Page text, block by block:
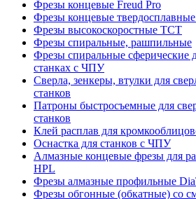
Фрезы концевые Freud Pro
Фрезы концевые
Фрезы высокоскоростные ТСТ
Фрезы спиральные, рашпильные
Фрезы спиральные сферические
станках с ЧПУ
Сверла, зенкеры, втулки для
станков
Патроны быстросъемные для
станков
Клей расплав для
Оснастка для станков с ЧПУ
Алмазные концевые фрезы для
HPL
Фрезы алмазные профильные
Фрезы обгонные (обкатные) со